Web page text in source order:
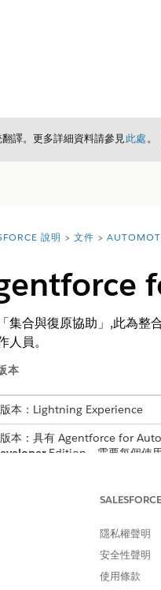
譯。更多詳細資料請參見此處。
此處：說明 文件
集合與復原協助」,此為整
人員。
本
本：Lightning Experience
本：具有 Agentforce for
Edition。需要每個使
是否解決您的問題？
SALESFORCE
隱私權聲明
安全性聲明
使用條款